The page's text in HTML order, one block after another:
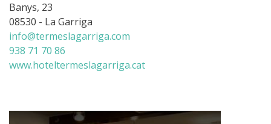
Banys, 23
08530 - La Garriga
info@termeslagarriga.com
938 71 70 86
www.hoteltermeslagarriga.cat